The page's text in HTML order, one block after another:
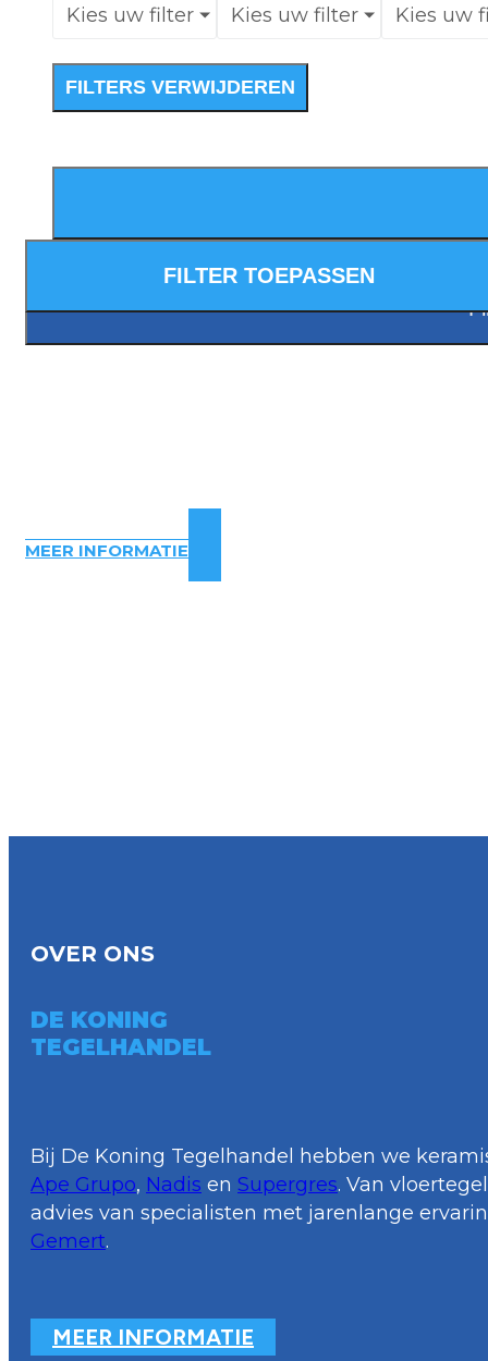
Kies uw filter Kies uw filter Kies uw
FILTERS VERWIJDEREN
MEER INFORMATIE
OVER ONS
DE KONING
TEGELHANDEL
Bij De Koning Tegelhandel hebben we
Ape Grupo, Nadis en Supergres. Van
advies van specialisten met jarenlange
Gemert.
MEER INFORMATIE